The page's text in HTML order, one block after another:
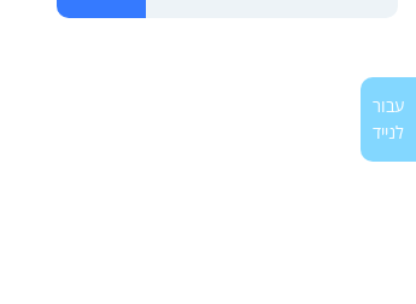
עבור
לנייד